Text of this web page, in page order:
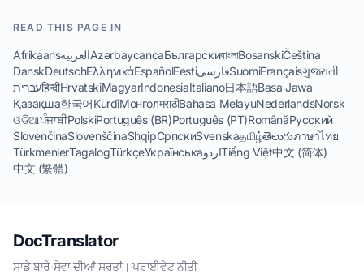
READ THIS PAGE IN
AfrikaansالعربيةAzərbaycancaБългарскиবাংলাBosanskiČeština
DanskDeutschΕλληνικάEspañolEestiفارسیSuomiFrançaisગુજરાતી
עבריתहिन्दीHrvatskiMagyarIndonesiaItaliano日本語Basa Jawa
Қазақша한국어KurdîМонголमराठीBahasa MelayuNederlandsNorsk
ଓଡିଆਪੰਜਾਬੀPolskiPortuguês (BR)Português (PT)RomânăРусский
SlovenčinaSlovenščinaShqipСрпскиSvenskaதமிழ்తెలుగుภาษาไทย
TürkmenlerTagalogTürkçeУкраїнськаاردوTiếng Việt中文 (简体)
中文 (繁體)
DocTranslator
ਸਾਡੇ ਬਾਰੇ·ਸੇਵਾ ਦੀਆਂ ਸ਼ਰਤਾਂ। ·ਪਰਾਈਵੇਟ ਨੀਤੀ